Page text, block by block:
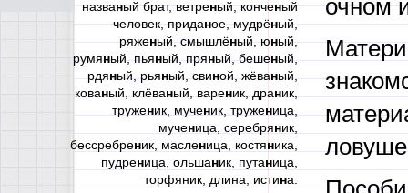
названый брат, ветреный, конченый
человек, приданое, мудрёный,
ряженый, смышлёный, юный,
румяный, пьяный, пряный, бешеный,
рдяный, рьяный, свиной, жёваный,
кованый, клёваный, вареник, драник,
труженик, мученик, труженица,
мученица, серебряник,
бессребреник, масленица, костяника,
пудреница, ольшаник, путаница,
торфяник, длина, истина.
очном